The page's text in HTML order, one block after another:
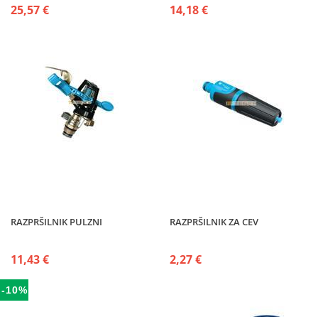
25,57 € 14,18 €
RAZPRŠILNIK PULZNI
11,43 €
RAZPRŠILNIK ZA CEV
2,27 €
-10%